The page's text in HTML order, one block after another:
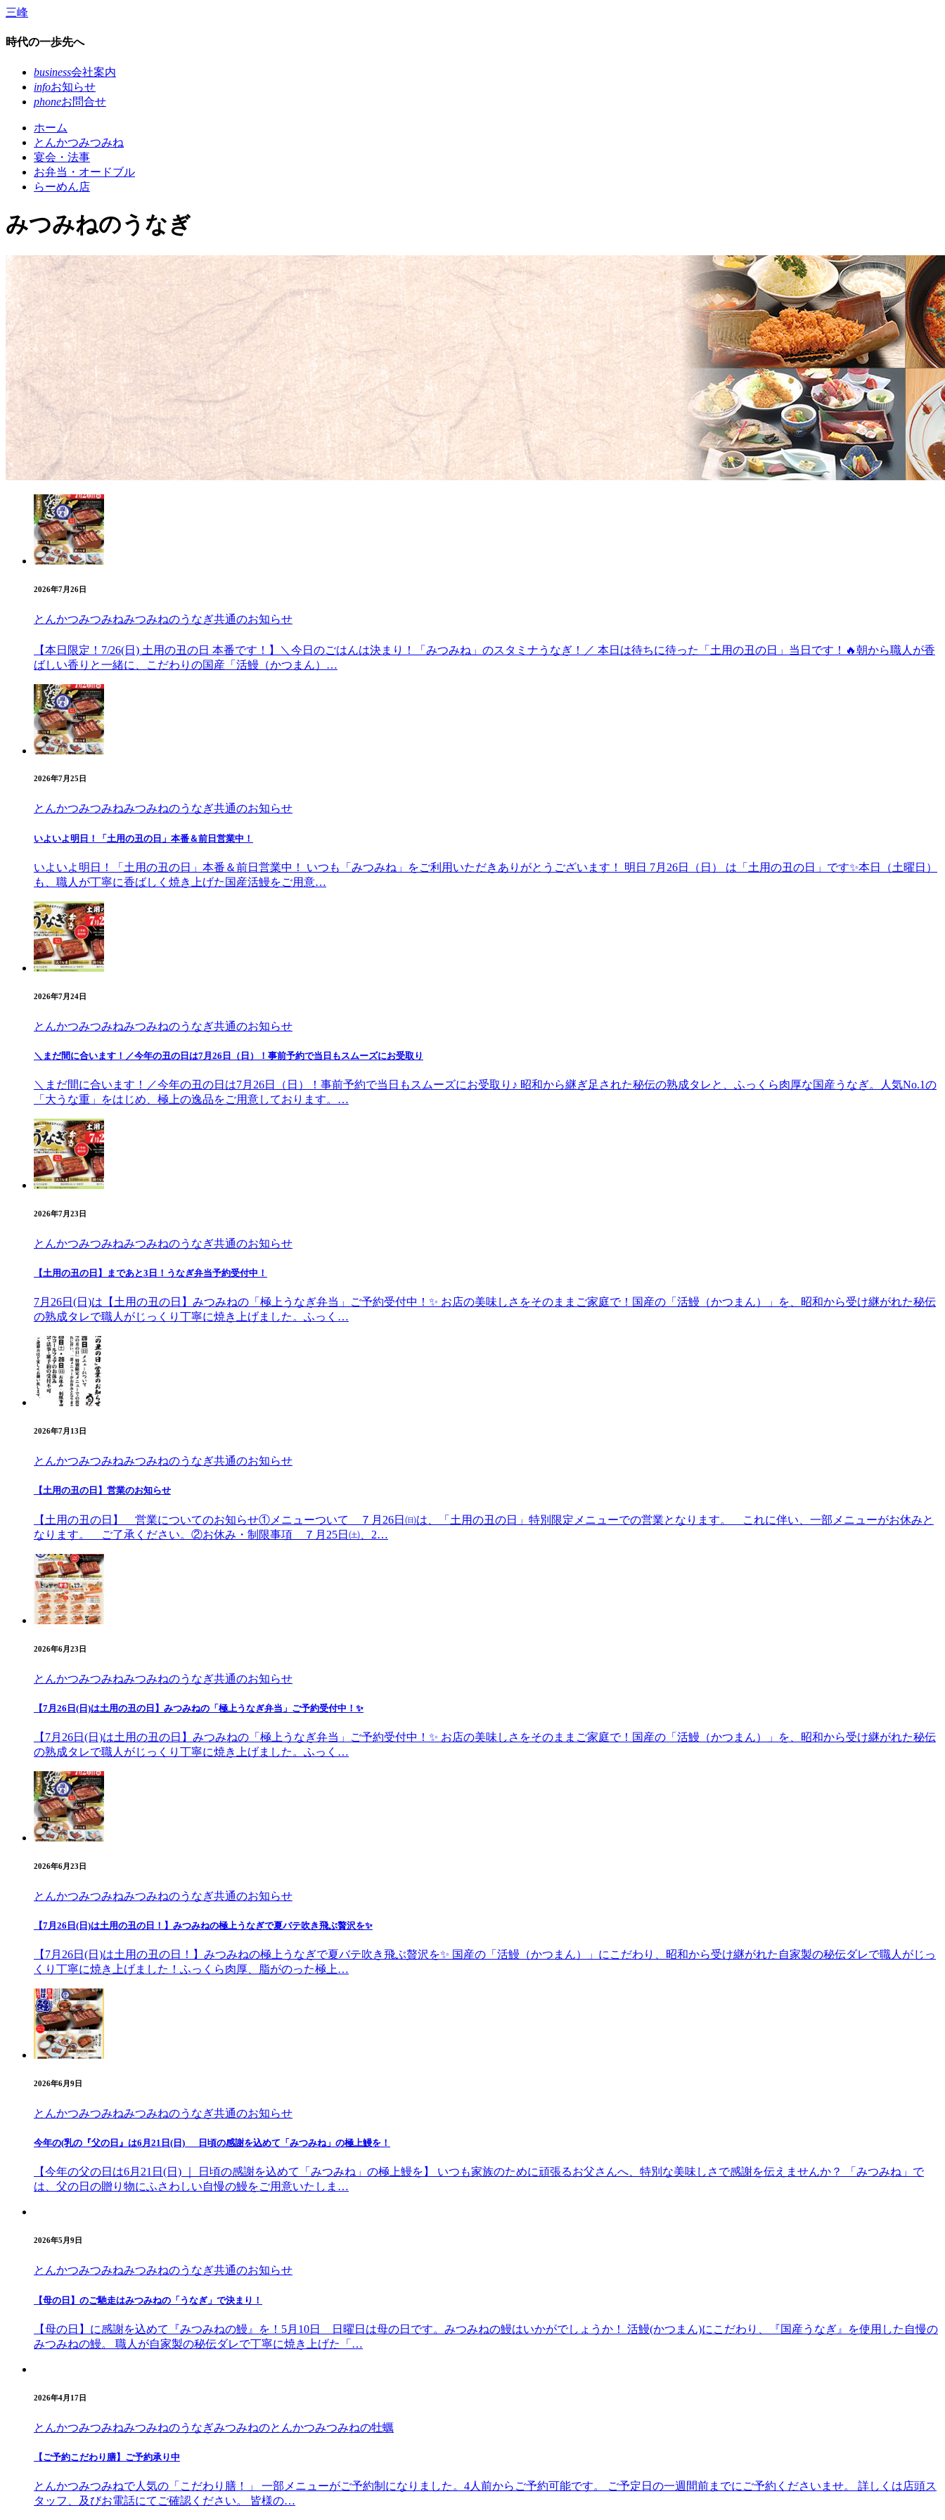
コ
テ
三峰
時代の一歩先へ
business会社案内
infoお知らせ
phoneお問合せ
ホーム
とんかつみつみね
宴会・法事
お弁当・オードブル
らーめん店
みつみねのうなぎ
2026年7月26日
とんかつみつみねみつみねのうなぎ共通のお知らせ
【本日限定！7/26(日) 土用の丑の日 本番です！】＼今日のごはんは決まり！「みつみね」のスタミナうなぎ！／ 本日は待ちに待った「土用の丑の日」当日です！🔥朝から職人が香
ばしい香りと一緒に、こだわりの国産「活鰻（かつまん）…
2026年7月25日
とんかつみつみねみつみねのうなぎ共通のお知らせ
いよいよ明日！「土用の丑の日」本番＆前日営業中！
いよいよ明日！「土用の丑の日」本番＆前日営業中！ いつも「みつみね」をご利用いただきありがとうございます！ 明日 7月26日（日） は「土用の丑の日」です✨本日（土曜日）
も、職人が丁寧に香ばしく焼き上げた国産活鰻をご用意…
2026年7月24日
とんかつみつみねみつみねのうなぎ共通のお知らせ
＼まだ間に合います！／今年の丑の日は7月26日（日）！事前予約で当日もスムーズにお受取り
＼まだ間に合います！／今年の丑の日は7月26日（日）！事前予約で当日もスムーズにお受取り♪ 昭和から継ぎ足された秘伝の熟成タレと、ふっくら肉厚な国産うなぎ。人気No.1の
「大うな重」をはじめ、極上の逸品をご用意しております。…
2026年7月23日
とんかつみつみねみつみねのうなぎ共通のお知らせ
【土用の丑の日】まであと3日！うなぎ弁当予約受付中！
7月26日(日)は【土用の丑の日】みつみねの「極上うなぎ弁当」ご予約受付中！✨ お店の美味しさをそのままご家庭で！国産の「活鰻（かつまん）」を、昭和から受け継がれた秘伝
の熟成タレで職人がじっくり丁寧に焼き上げました。ふっく…
2026年7月13日
とんかつみつみねみつみねのうなぎ共通のお知らせ
【土用の丑の日】営業のお知らせ
【土用の丑の日】 営業についてのお知らせ①メニューついて ７月26日㈰は、「土用の丑の日」特別限定メニューでの営業となります。 これに伴い、一部メニューがお休みと
なります。 ご了承ください。②お休み・制限事項 ７月25日㈯、2…
2026年6月23日
とんかつみつみねみつみねのうなぎ共通のお知らせ
【7月26日(日)は土用の丑の日】みつみねの「極上うなぎ弁当」ご予約受付中！✨
【7月26日(日)は土用の丑の日】みつみねの「極上うなぎ弁当」ご予約受付中！✨ お店の美味しさをそのままご家庭で！国産の「活鰻（かつまん）」を、昭和から受け継がれた秘伝
の熟成タレで職人がじっくり丁寧に焼き上げました。ふっく…
2026年6月23日
とんかつみつみねみつみねのうなぎ共通のお知らせ
【7月26日(日)は土用の丑の日！】みつみねの極上うなぎで夏バテ吹き飛ぶ贅沢を✨
【7月26日(日)は土用の丑の日！】みつみねの極上うなぎで夏バテ吹き飛ぶ贅沢を✨ 国産の「活鰻（かつまん）」にこだわり、昭和から受け継がれた自家製の秘伝ダレで職人がじっ
くり丁寧に焼き上げました！ふっくら肉厚、脂がのった極上…
2026年6月9日
とんかつみつみねみつみねのうなぎ共通のお知らせ
今年の(乳の『父の日』は6月21日(日) 日頃の感謝を込めて「みつみね」の極上鰻を！
【今年の父の日は6月21日(日) ｜ 日頃の感謝を込めて「みつみね」の極上鰻を】 いつも家族のために頑張るお父さんへ、特別な美味しさで感謝を伝えませんか？ 「みつみね」で
は、父の日の贈り物にふさわしい自慢の鰻をご用意いたしま…
2026年5月9日
とんかつみつみねみつみねのうなぎ共通のお知らせ
【母の日】のご馳走はみつみねの「うなぎ」で決まり！
【母の日】に感謝を込めて『みつみねの鰻』を！5月10日 日曜日は母の日です。みつみねの鰻はいかがでしょうか！ 活鰻(かつまん)にこだわり、『国産うなぎ』を使用した自慢の
みつみねの鰻。 職人が自家製の秘伝ダレで丁寧に焼き上げた「…
2026年4月17日
とんかつみつみねみつみねのうなぎみつみねのとんかつみつみねの牡蠣
【ご予約こだわり膳】ご予約承り中
とんかつみつみねで人気の「こだわり膳！」 一部メニューがご予約制になりました。4人前からご予約可能です。 ご予定日の一週間前までにご予約くださいませ。 詳しくは店頭ス
タッフ、及びお電話にてご確認ください。 皆様の…